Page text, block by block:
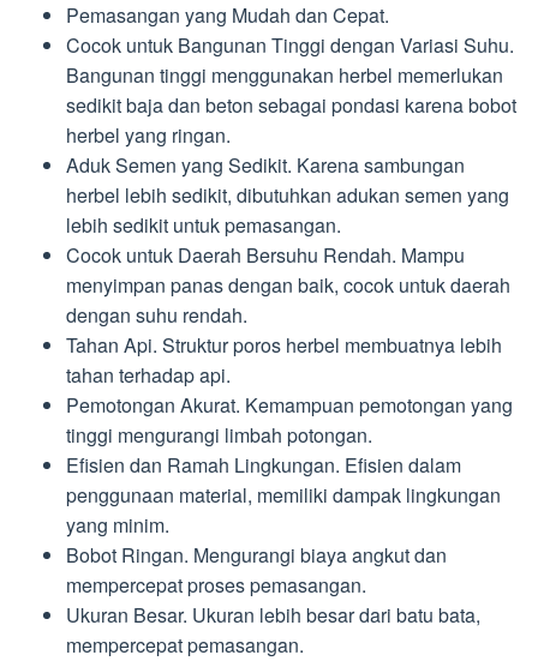
Pemasangan yang Mudah dan Cepat.
Cocok untuk Bangunan Tinggi dengan Variasi Suhu.
Bangunan tinggi menggunakan herbel memerlukan
sedikit baja dan beton sebagai pondasi karena bobot
herbel yang ringan.
Aduk Semen yang Sedikit. Karena sambungan
herbel lebih sedikit, dibutuhkan adukan semen yang
lebih sedikit untuk pemasangan.
Cocok untuk Daerah Bersuhu Rendah. Mampu
menyimpan panas dengan baik, cocok untuk daerah
dengan suhu rendah.
Tahan Api. Struktur poros herbel membuatnya lebih
tahan terhadap api.
Pemotongan Akurat. Kemampuan pemotongan yang
tinggi mengurangi limbah potongan.
Efisien dan Ramah Lingkungan. Efisien dalam
penggunaan material, memiliki dampak lingkungan
yang minim.
Bobot Ringan. Mengurangi biaya angkut dan
mempercepat proses pemasangan.
Ukuran Besar. Ukuran lebih besar dari batu bata,
mempercepat pemasangan.